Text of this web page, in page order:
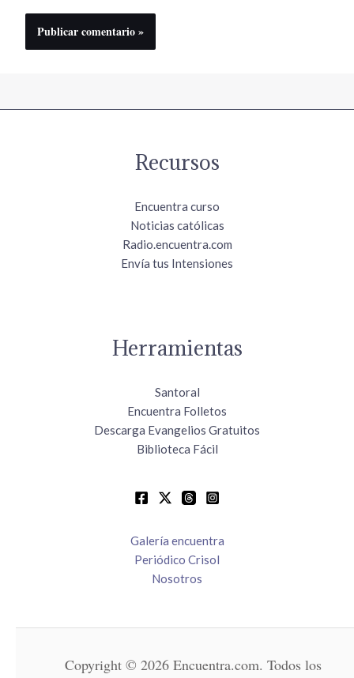
Recursos
Encuentra curso
Noticias católicas
Radio.encuentra.com
Envía tus Intensiones
Herramientas
Santoral
Encuentra Folletos
Descarga Evangelios Gratuitos
Biblioteca Fácil
Galería encuentra
Periódico Crisol
Nosotros
Copyright © 2026 Encuentra.com. Todos los